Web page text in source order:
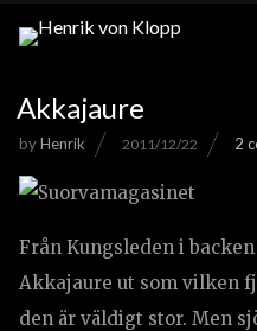
Akkajaure
byHenrik 2011/12/22 2
Från Kungsleden i
Akkajaure ut som vilken
den är väldigt stor. Men